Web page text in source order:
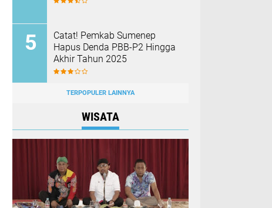
Catat! Pemkab Sumenep
Hapus Denda PBB-P2 Hingga
Akhir Tahun 2025
TERPOPULER LAINNYA
WISATA